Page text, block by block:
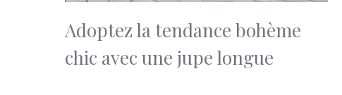
Adoptez la tendance bohème
chic avec une jupe longue